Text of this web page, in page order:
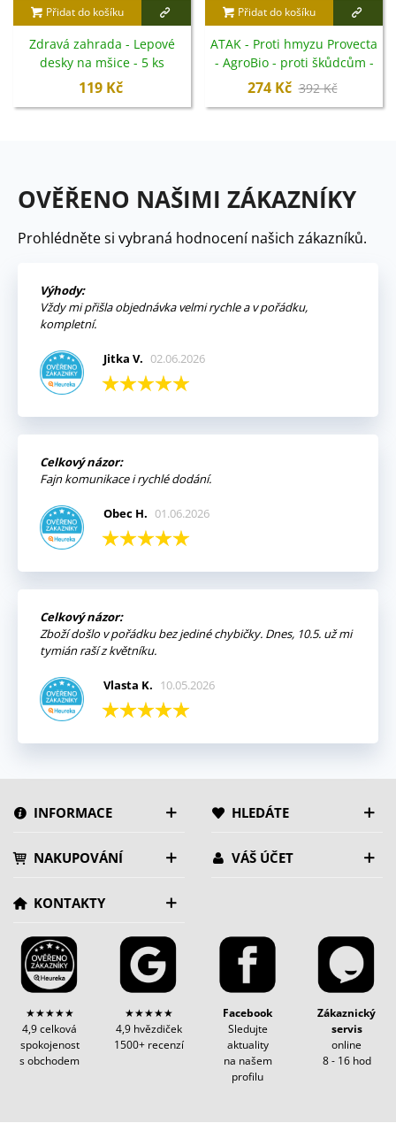
Přidat do košíku
Zdravá zahrada - Lepové
desky na mšice - 5 ks
119 Kč
Přidat do košíku
ATAK - Proti hmyzu Provecta
- AgroBio - proti škůdcům -
50 ml
274 Kč 392 Kč
OVĚŘENO NAŠIMI ZÁKAZNÍKY
Prohlédněte si vybraná hodnocení našich zákazníků.
Výhody:
Vždy mi přišla objednávka velmi rychle a v pořádku,
kompletní.
Jitka V. 02.06.2026
Celkový názor:
Fajn komunikace i rychlé dodání.
Obec H. 01.06.2026
Celkový názor:
Zboží došlo v pořádku bez jediné chybičky. Dnes, 10.5. už mi
tymián raší z květníku.
Vlasta K. 10.05.2026
INFORMACE HLEDÁTE
NAKUPOVÁNÍ VÁŠ ÚČET
KONTAKTY
★★★★★
4,9 celková
spokojenost
s obchodem
★★★★★
4,9 hvězdiček
1500+ recenzí
Facebook
Sledujte
aktuality
na našem
profilu
Zákaznický
servis
online
8 - 16 hod